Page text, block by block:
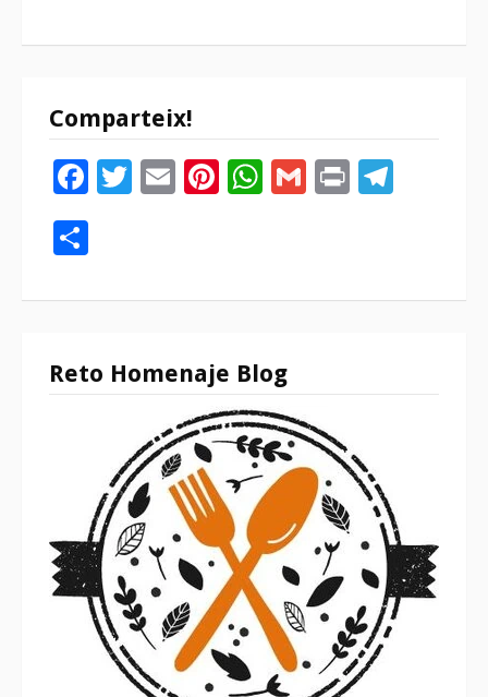
Comparteix!
Facebook
Twitter
EmailPinterest
WhatsApp
Gmail
Print
Reto Homenaje Blog